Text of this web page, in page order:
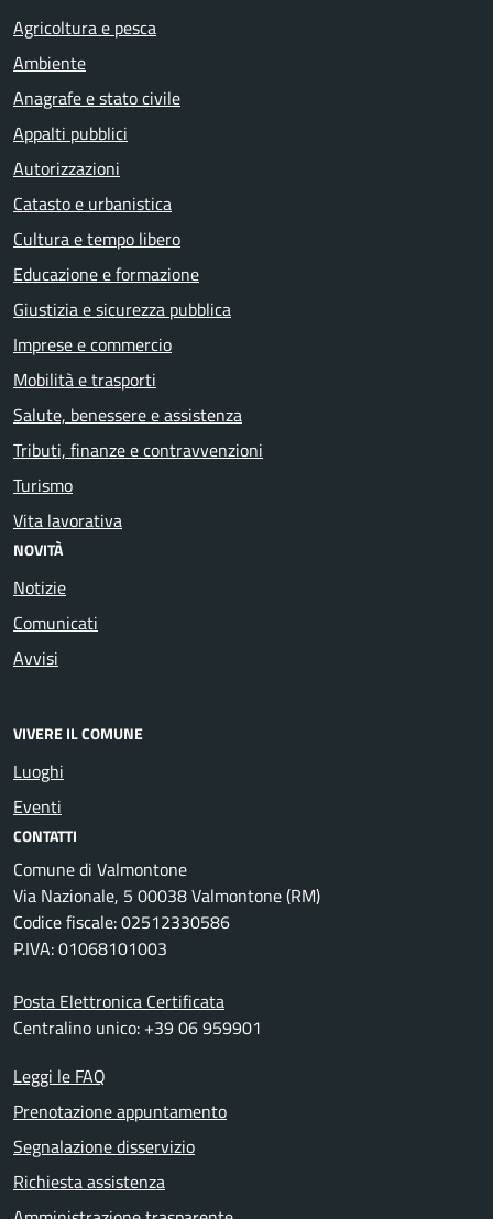
Agricoltura e pesca
Ambiente
Anagrafe e stato civile
Appalti pubblici
Autorizzazioni
Catasto e urbanistica
Cultura e tempo libero
Educazione e formazione
Giustizia e sicurezza pubblica
Imprese e commercio
Mobilità e trasporti
Salute, benessere e assistenza
Tributi, finanze e contravvenzioni
Turismo
Vita lavorativa
NOVITÀ
Notizie
Comunicati
Avvisi
VIVERE IL COMUNE
Luoghi
Eventi
CONTATTI
Comune di Valmontone
Via Nazionale, 5 00038 Valmontone (RM)
Codice fiscale: 02512330586
P.IVA: 01068101003
Posta Elettronica Certificata
Centralino unico: +39 06 959901
Leggi le FAQ
Prenotazione appuntamento
Segnalazione disservizio
Richiesta assistenza